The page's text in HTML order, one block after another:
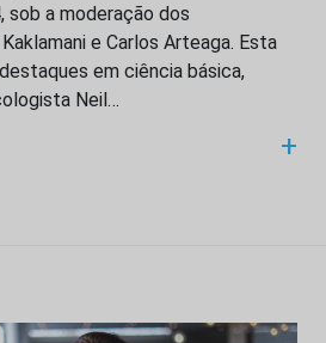
sob a moderação dos
e Carlos Arteaga. Esta
em ciência básica,
Neil…
+